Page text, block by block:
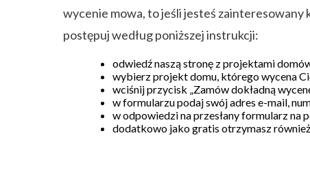
wycenie mowa, to jeśli jesteś
postępuj według poniższej instrukcji:
odwiedź naszą stronę z projektami
wybierz projekt domu, którego wycena
wciśnij przycisk „Zamów dokładną
w formularzu podaj swój adres e-mail,
w odpowiedzi na przesłany formularz na
dodatkowo jako gratis otrzymasz